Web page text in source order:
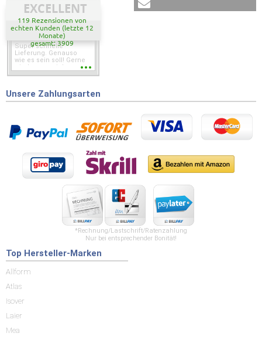
EXCELLENT
119 Rezensionen von
echten Kunden (letzte 12
Monate)
gesamt: 3909
Super schnelle
Lieferung. Genauso
wie es sein soll! Gerne
wieder wenn ich was
Unsere Zahlungsarten
*Rechnung/Lastschrift/Ratenzahlung
Nur bei entsprechender Bonität!
Top Hersteller-Marken
Allform
Atlas
Isover
Laier
Mea